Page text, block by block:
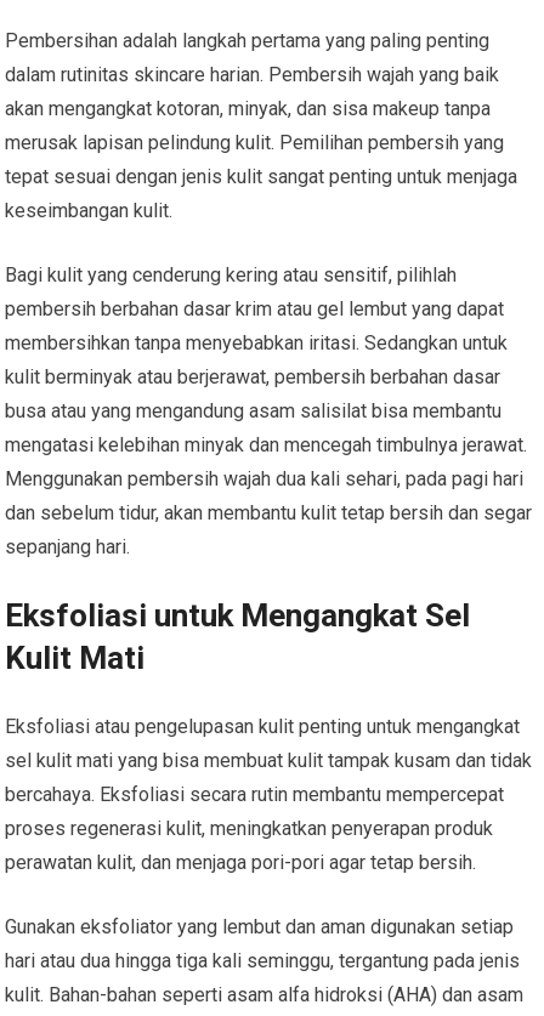
Pembersihan adalah langkah pertama yang paling penting
dalam rutinitas skincare harian. Pembersih wajah yang baik
akan mengangkat kotoran, minyak, dan sisa makeup tanpa
merusak lapisan pelindung kulit. Pemilihan pembersih yang
tepat sesuai dengan jenis kulit sangat penting untuk menjaga
keseimbangan kulit.
Bagi kulit yang cenderung kering atau sensitif, pilihlah
pembersih berbahan dasar krim atau gel lembut yang dapat
membersihkan tanpa menyebabkan iritasi. Sedangkan untuk
kulit berminyak atau berjerawat, pembersih berbahan dasar
busa atau yang mengandung asam salisilat bisa membantu
mengatasi kelebihan minyak dan mencegah timbulnya jerawat.
Menggunakan pembersih wajah dua kali sehari, pada pagi hari
dan sebelum tidur, akan membantu kulit tetap bersih dan segar
sepanjang hari.
Eksfoliasi untuk Mengangkat Sel
Kulit Mati
Eksfoliasi atau pengelupasan kulit penting untuk mengangkat
sel kulit mati yang bisa membuat kulit tampak kusam dan tidak
bercahaya. Eksfoliasi secara rutin membantu mempercepat
proses regenerasi kulit, meningkatkan penyerapan produk
perawatan kulit, dan menjaga pori-pori agar tetap bersih.
Gunakan eksfoliator yang lembut dan aman digunakan setiap
hari atau dua hingga tiga kali seminggu, tergantung pada jenis
kulit. Bahan-bahan seperti asam alfa hidroksi (AHA) dan asam